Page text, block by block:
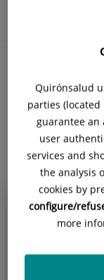
Conoce tu
Quirónsalud
parties
guarantee an
user
services and
the analysis
cookies by
configure/
more